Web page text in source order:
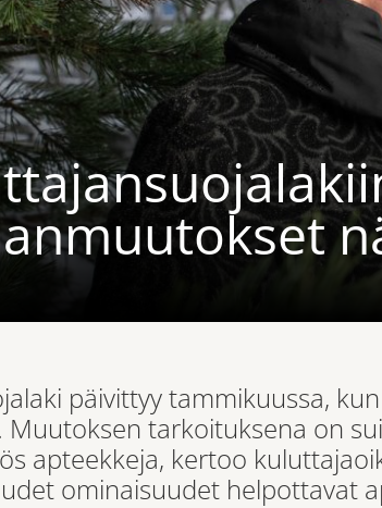
päivittyy tammikuussa,
Muutoksen tarkoituksena on
apteekkeja, kertoo
ominaisuudet helpottavat